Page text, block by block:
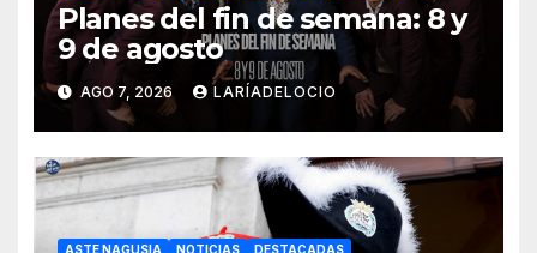
Planes del fin de semana: 8 y
9 de agosto
AGO 7, 2026 LARÍADELOCIO
ASTE NAGUSIA NOTICIAS DESTACADAS